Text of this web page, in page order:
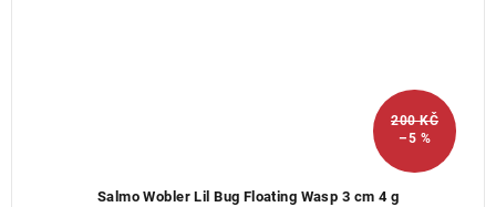
200 KČ
–5 %
Salmo Wobler Lil Bug Floating Wasp 3 cm 4 g